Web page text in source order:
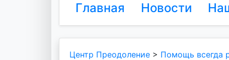
Главная Новости
Центр Преодоление > Помощь всегда